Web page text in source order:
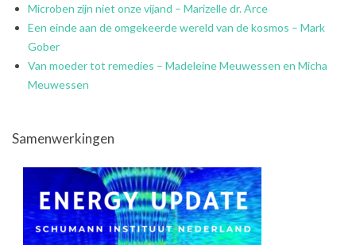
Microben zijn niet onze vijand – Marizelle dr. Arce
Een einde aan de omgekeerde wereld van de kosmos – Mark
Gober
Van moeder tot remedies – Madeleine Meuwessen en Micha
Meuwessen
Samenwerkingen